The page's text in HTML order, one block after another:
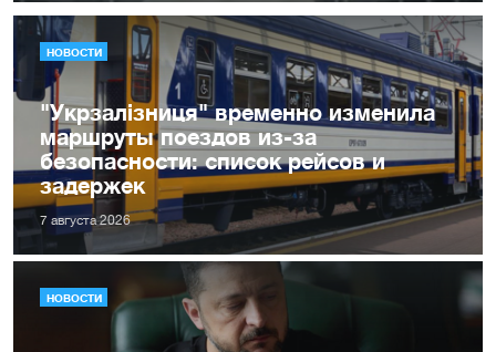
НОВОСТИ
"Укрзалізниця" временно изменила
маршруты поездов из-за
безопасности: список рейсов и
задержек
7 августа 2026
НОВОСТИ